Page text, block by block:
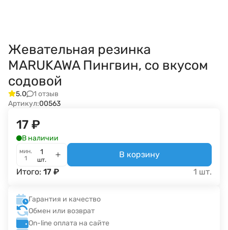
Жевательная резинка
MARUKAWA Пингвин, со вкусом
содовой
5.0
1 отзыв
Артикул:00563
17 ₽
В наличии
мин.
1
шт.
В корзину
Итого: 17 ₽ 1 шт.
Гарантия и качество
Обмен или возврат
On-line оплата на сайте